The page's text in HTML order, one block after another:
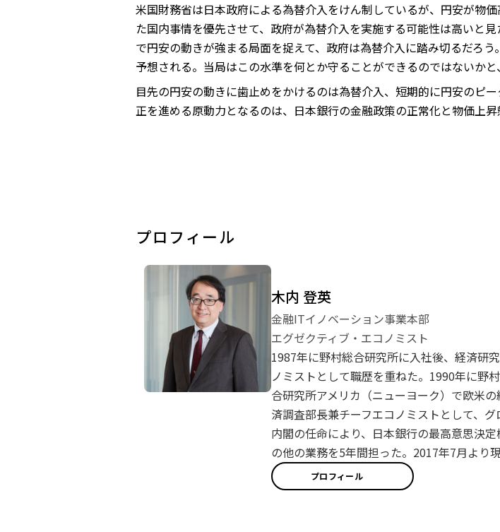
米国財務省は日本政府による為替介入をけん制しているが、円安が物
た国内事情を優先させて、政府が為替介入を実施する可能性は高いと
で円安の動きが強まる局面を捉えて、政府は為替介入に踏み切るだろ
予想される。当局はこの水準を何とか守ることができるのではないかと
目先の円安の動きに歯止めをかけるのは為替介入、短期的に円安のピ
正を進める原動力となるのは、日本銀行の金融政策の正常化と物価上昇
プロフィール
木内 登英
金融ITイノベーション事業本部
エグゼクティブ・エコノミスト
1987年に野村総合研究所に入社後、経済研
ノミストとして職歴を重ねた。1990年に野
合研究所アメリカ（ニューヨーク）で欧米
済調査部長兼チーフエコノミストとして、
内閣の任命により、日本銀行の最高意思決
の他の業務を5年間担った。2017年7月より現
プロフィール